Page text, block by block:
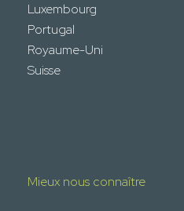
Luxembourg
Portugal
Royaume-Uni
Suisse
Mieux nous connaître